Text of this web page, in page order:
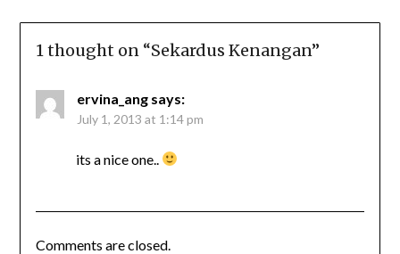
1 thought on “Sekardus Kenangan”
ervina_ang says:
July 1, 2013 at 1:14 pm
its a nice one..
Comments are closed.